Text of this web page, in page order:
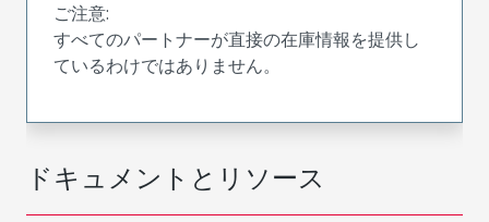
ドキュメントとリソース
ご注意:
すべてのパートナーが直接の在庫情報を提供し
ているわけではありません。